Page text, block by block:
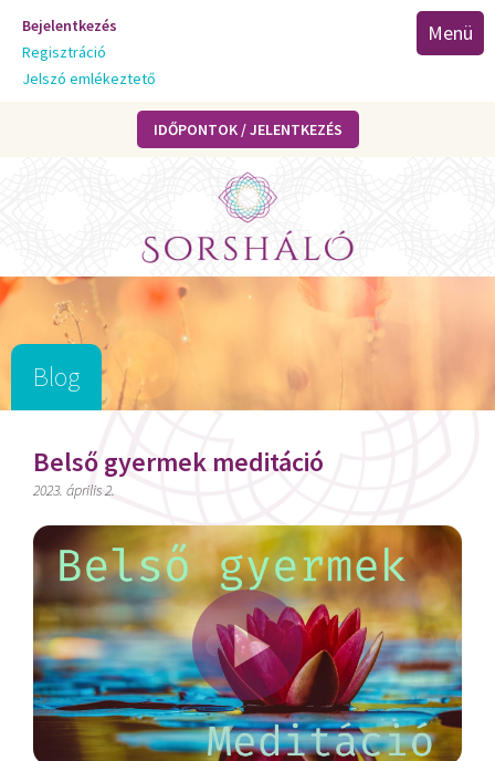
Bejelentkezés
Regisztráció
Jelszó emlékeztető
IDŐPONTOK / JELENTKEZÉS
Menü
Blog
Belső gyermek meditáció
2023. április 2.